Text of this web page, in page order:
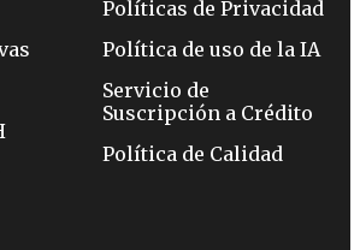
Políticas de Privacidad
Política de uso de la IA
Servicio de
Suscripción a Crédito
Política de Calidad